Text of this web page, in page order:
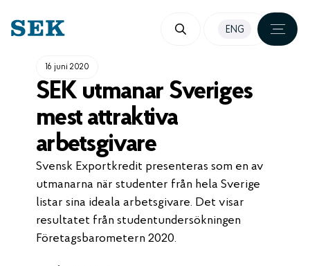
HOPPA
INNEHÅLL
ENG
16 juni 2020
SEK utmanar Sveriges
mest attraktiva
arbetsgivare
Svensk Exportkredit presenteras som en av
utmanarna när studenter från hela Sverige
listar sina ideala arbetsgivare. Det visar
resultatet från studentundersökningen
Företagsbarometern 2020.